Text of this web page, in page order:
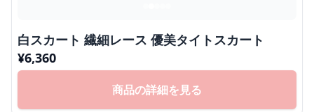
白スカート 繊細レース 優美タイトスカート
¥6,360
商品の詳細を見る